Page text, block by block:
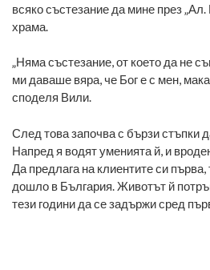
всяко състезание да мине през
храма.
„Няма състезание, от което да не
ми даваше вяра, че Бог е с мен,
споделя Вили.
След това започва с бързи стъпки
Напред я водят уменията й, и
Да предлага на клиентите си
дошло в България. Животът й
тези години да се задържи сред